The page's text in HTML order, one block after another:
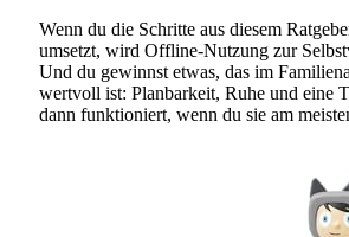
Wenn du die Schritte aus diesem
umsetzt, wird Offline-Nutzung zur
Und du gewinnst etwas, das im
wertvoll ist: Planbarkeit, Ruhe und eine
dann funktioniert, wenn du sie am